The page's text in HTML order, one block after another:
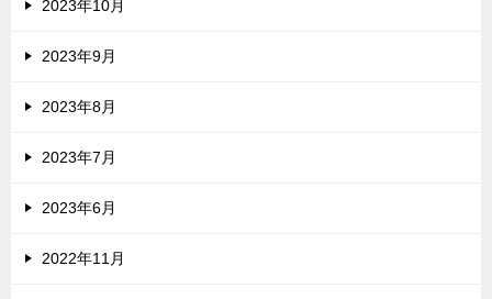
2023年10月
2023年9月
2023年8月
2023年7月
2023年6月
2022年11月